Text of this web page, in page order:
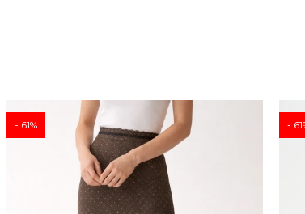
61 61